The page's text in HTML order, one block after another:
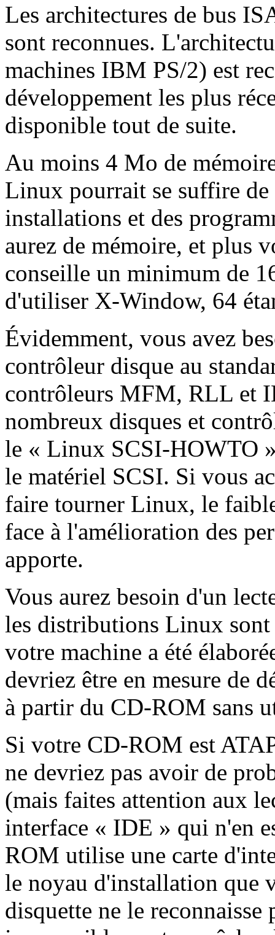
Les architectures de bus
sont reconnues.
machines IBM PS/2) est
développement les plus
disponible tout de suite.
Au moins 4 Mo de
Linux pourrait se suffire
installations et des
aurez de mémoire, et plus
conseille un minimum de
d'utiliser X-Window, 64
Évidemment, vous avez
contrôleur disque au
contrôleurs MFM, RLL et
nombreux disques et
le « Linux SCSI-HOWTO
le matériel SCSI. Si vous
faire tourner Linux, le
face à l'amélioration des
apporte.
Vous aurez besoin d'un
les distributions Linux
votre machine a été
devriez être en mesure de
à partir du CD-ROM sans
Si votre CD-ROM est
ne devriez pas avoir de
(mais faites attention aux
interface « IDE » qui n'en
ROM utilise une carte
le noyau d'installation que
disquette ne le